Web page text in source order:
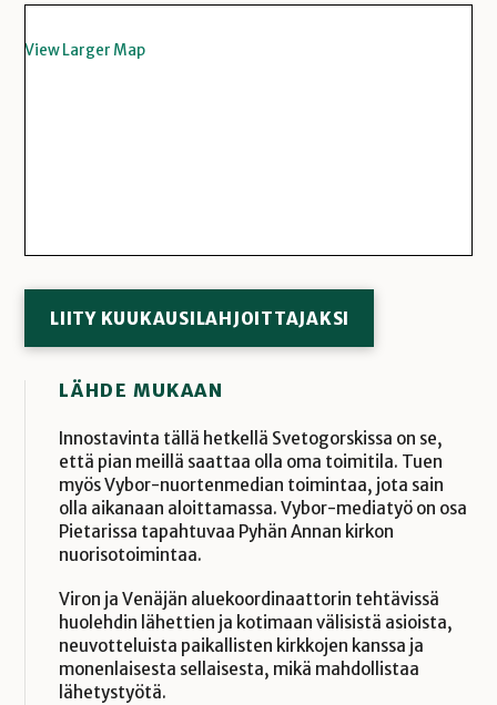
View Larger Map
LIITY KUUKAUSILAHJOITTAJAKSI
LÄHDE MUKAAN
Innostavinta tällä hetkellä Svetogorskissa on se,
että pian meillä saattaa olla oma toimitila. Tuen
myös Vybor-nuortenmedian toimintaa, jota sain
olla aikanaan aloittamassa. Vybor-mediatyö on osa
Pietarissa tapahtuvaa Pyhän Annan kirkon
nuorisotoimintaa.
Viron ja Venäjän aluekoordinaattorin tehtävissä
huolehdin lähettien ja kotimaan välisistä asioista,
neuvotteluista paikallisten kirkkojen kanssa ja
monenlaisesta sellaisesta, mikä mahdollistaa
lähetystyötä.